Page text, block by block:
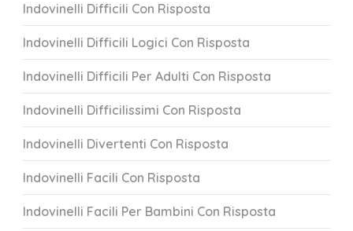
Indovinelli Difficili Con Risposta
Indovinelli Difficili Logici Con Risposta
Indovinelli Difficili Per Adulti Con Risposta
Indovinelli Difficilissimi Con Risposta
Indovinelli Divertenti Con Risposta
Indovinelli Facili Con Risposta
Indovinelli Facili Per Bambini Con Risposta